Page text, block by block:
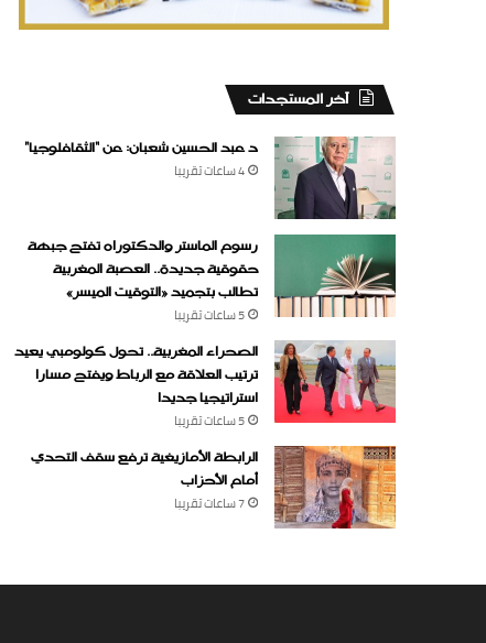
‏آخر المستجدات
د عبد الحسين شعبان: عن “الثقافلوجيا”
4 ساعات ‏تقريبا
رسوم الماستر والدكتوراه تفتح جبهة
حقوقية جديدة.. العصبة المغربية
تطالب بتجميد «التوقيت الميسر»
5 ساعات ‏تقريبا
الصحراء المغربية.. تحول كولومبي يعيد
ترتيب العلاقة مع الرباط ويفتح مسارا
استراتيجيا جديدا
5 ساعات ‏تقريبا
الرابطة الأمازيغية ترفع سقف التحدي
أمام الأحزاب
7 ساعات ‏تقريبا